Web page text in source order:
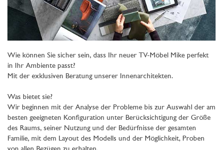
Wie können Sie sicher sein, dass Ihr neuer TV-Möbel Mike perfekt
in Ihr Ambiente passt?
Mit der exklusiven Beratung unserer Innenarchitekten.
Was bietet sie?
Wir beginnen mit der Analyse der Probleme bis zur Auswahl der am
besten geeigneten Konfiguration unter Berücksichtigung der Größe
des Raums, seiner Nutzung und der Bedürfnisse der gesamten
Familie, mit dem Layout des Modells und der Möglichkeit, Proben